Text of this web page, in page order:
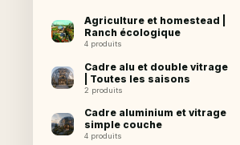
Agriculture et homestead |
Ranch écologique
4 produits
Cadre alu et double vitrage
| Toutes les saisons
2 produits
Cadre aluminium et vitrage
simple couche
4 produits